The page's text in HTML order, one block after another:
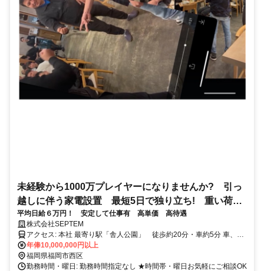
未経験から1000万プレイヤーになりませんか? 引っ
越しに伴う家電設置 最短5日で独り立ち! 重い荷物
の運搬なし 週払い有
平均日給６万円！ 安定して仕事有 高単価 高待遇
株式会社SEPTEM
アクセス: 本社 最寄り駅「舎人公園」 徒歩約20分・車約5分 車、バ
イクどちらかお持ちの方 お持ちでない方はリースなどご相談に乗り
ます
年俸10,000,000円以上
福岡県福岡市西区
勤務時間・曜日: 勤務時間指定なし ★時間帯・曜日お気軽にご相談OK